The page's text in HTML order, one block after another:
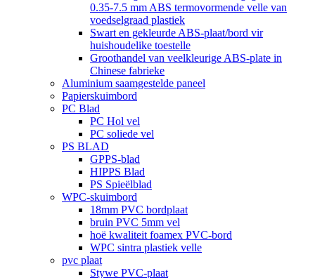
0.35-7.5 mm ABS termovormende velle van
voedselgraad plastiek
Swart en gekleurde ABS-plaat/bord vir
huishoudelike toestelle
Groothandel van veelkleurige ABS-plate in
Chinese fabrieke
Aluminium saamgestelde paneel
Papierskuimbord
PC Blad
PC Hol vel
PC soliede vel
PS BLAD
GPPS-blad
HIPPS Blad
PS Spieëlblad
WPC-skuimbord
18mm PVC bordplaat
bruin PVC 5mm vel
hoë kwaliteit foamex PVC-bord
WPC sintra plastiek velle
pvc plaat
Stywe PVC-plaat